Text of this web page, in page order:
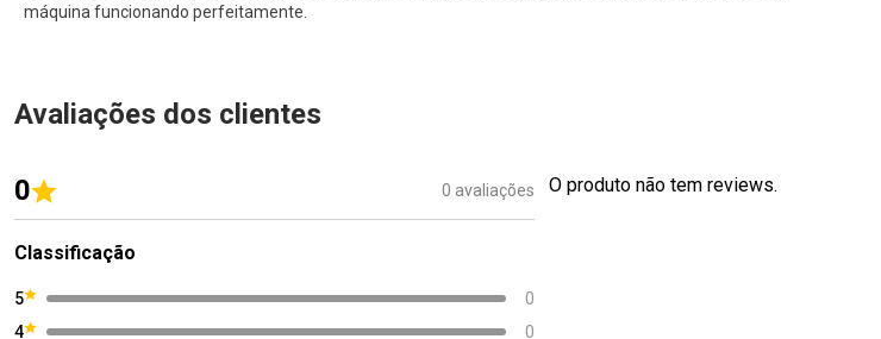
máquina funcionando perfeitamente.
Avaliações dos clientes
0 0 avaliações
Classificação
5
0
4
0
O produto não tem reviews.